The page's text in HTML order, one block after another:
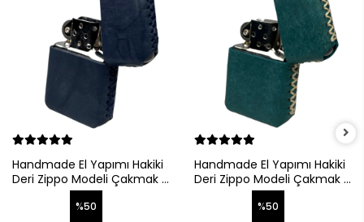
Handmade El Yapımı Hakiki
Deri Zippo Modeli Çakmak -
AG02001 - Lacivert
%50
Handmade El Yapımı Hakiki
Deri Zippo Modeli Çakmak -
AG02001 - Petrol Yeşili
%50